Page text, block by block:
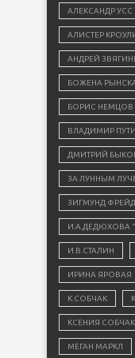
АЛЕКСАНДР УСС
АЛИСТЕР
АНДРЕЙ
БОЖЕНА
БОРИС НЕМЦОВ
ВЛАДИМИР
ДМИТРИЙ
ЗА ЛУННЫМ
ЗИГМУНД ФРЕЙД
И.А.ДЕДЮХОВА
И.В.СТАЛИН
ИРИНА ЯРОВАЯ
К.СОБЧАК
КСЕНИЯ СОБЧАК
МЕГАН МАРКЛ